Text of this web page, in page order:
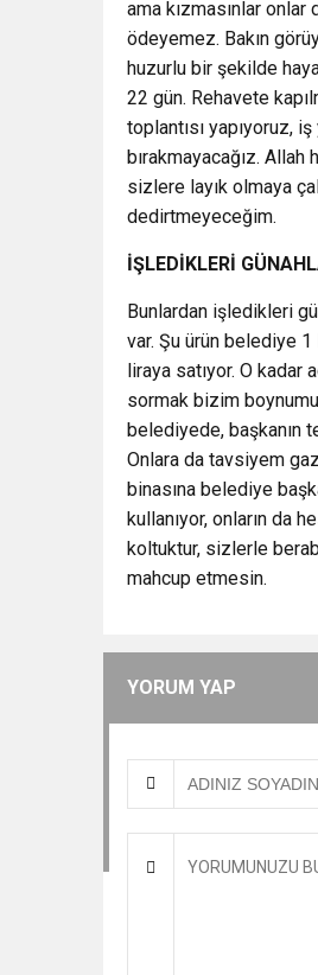
ama kızmasınlar
ödeyemez. Bakın
huzurlu bir şekilde
22 gün. Rehavete
toplantısı yapıyoruz,
bırakmayacağız.
sizlere layık olmaya
dedirtmeyeceğim.
İŞLEDİKLERİ
Bunlardan işledikleri
var. Şu ürün belediye 1
liraya satıyor. O
sormak bizim
belediyede, başkanın
Onlara da tavsiyem
binasına belediye
kullanıyor, onların da
koltuktur, sizlerle
mahcup etmesin.
YORUM YAP